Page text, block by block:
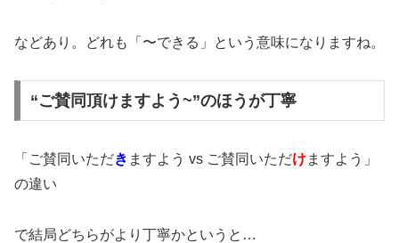
などあり。どれも「〜できる」という意味になりますね。
“ご賛同頂けますよう~”のほうが丁寧
「ご賛同いただき ますよう vs ご賛同いただけますよう」
の違い
で結局どちらがより丁寧かというと…